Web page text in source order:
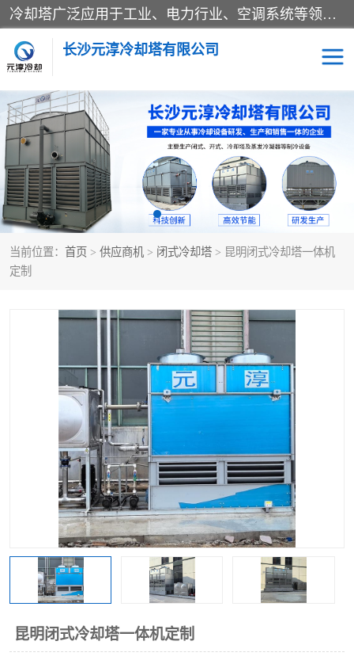
冷却塔广泛应用于工业、电力行业、空调系统等领域。在电力行业中，用于冷却发电机组的循环水；在工业生产中，如化工、冶金等行业，可降低生产过程中产生的热量；在空调系统中，为空调设备提供冷却水源
长沙元淳冷却塔有限公司
当前位置： 首页 > 供应商机 > 闭式冷却塔 > 昆明闭式冷却塔一体机
定制
昆明闭式冷却塔一体机定制
方形开式冷却塔 圆形冷却塔
闭式冷却塔 水箱
电控箱 水泵
板式换热器